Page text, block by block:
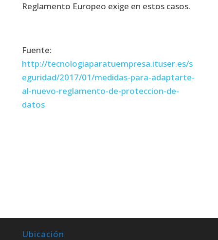
Reglamento Europeo exige en estos casos.
Fuente:
http://tecnologiaparatuempresa.ituser.es/s
eguridad/2017/01/medidas-para-adaptarte-
al-nuevo-reglamento-de-proteccion-de-
datos
Ubicación